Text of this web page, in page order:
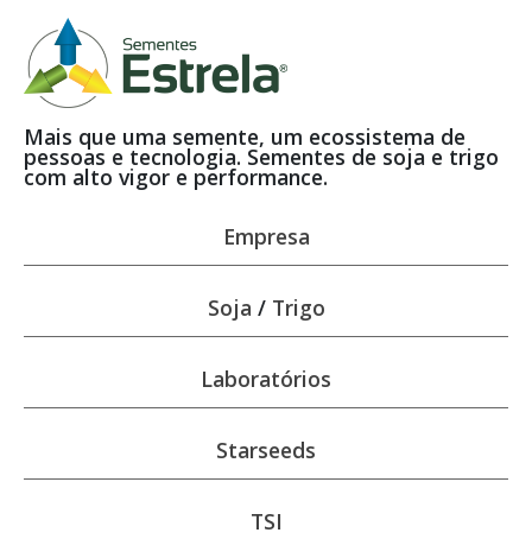
Mais que uma semente, um ecossistema de
pessoas e tecnologia. Sementes de soja e trigo
com alto vigor e performance.
Empresa
Soja / Trigo
Laboratórios
Starseeds
TSI